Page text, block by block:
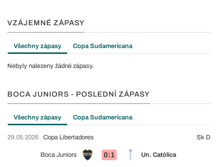
VZÁJEMNÉ ZÁPASY
Všechny zápasy Copa Sudamericana
Nebyly nalezeny žádné zápasy.
BOCA JUNIORS - POSLEDNÍ ZÁPASY
Všechny zápasy Copa Sudamericana
29.05.2026
Boca Juniors 0:1 Un. Católica
Copa Libertadores Sk D